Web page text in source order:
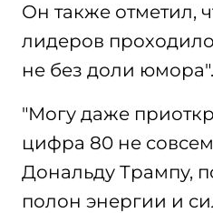
Он также отметил,
лидеров
не без доли юмора".
"Могу даже
цифра 80 не
Дональду Трампу,
полон энергии и